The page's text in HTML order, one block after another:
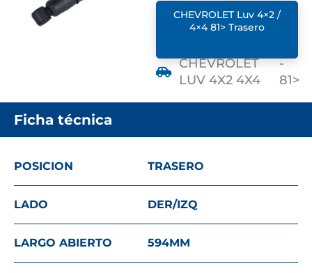
CHEVROLET Luv 4×2 /
4×4 81> Trasero
CHEVROLET
LUV 4X2 4X4
-
81>
Ficha técnica
POSICION TRASERO
LADO DER/IZQ
LARGO ABIERTO 594MM